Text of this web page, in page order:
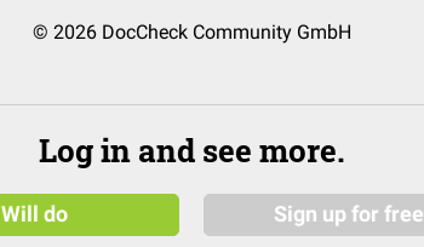
© 2026 DocCheck Community GmbH
Log in and see more.
Will do Sign up for free